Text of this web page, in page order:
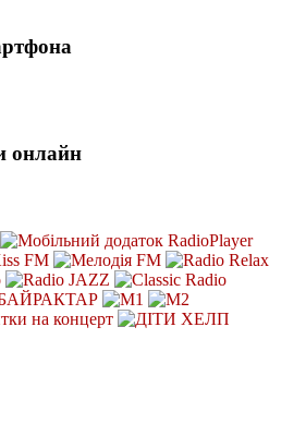
онлайн